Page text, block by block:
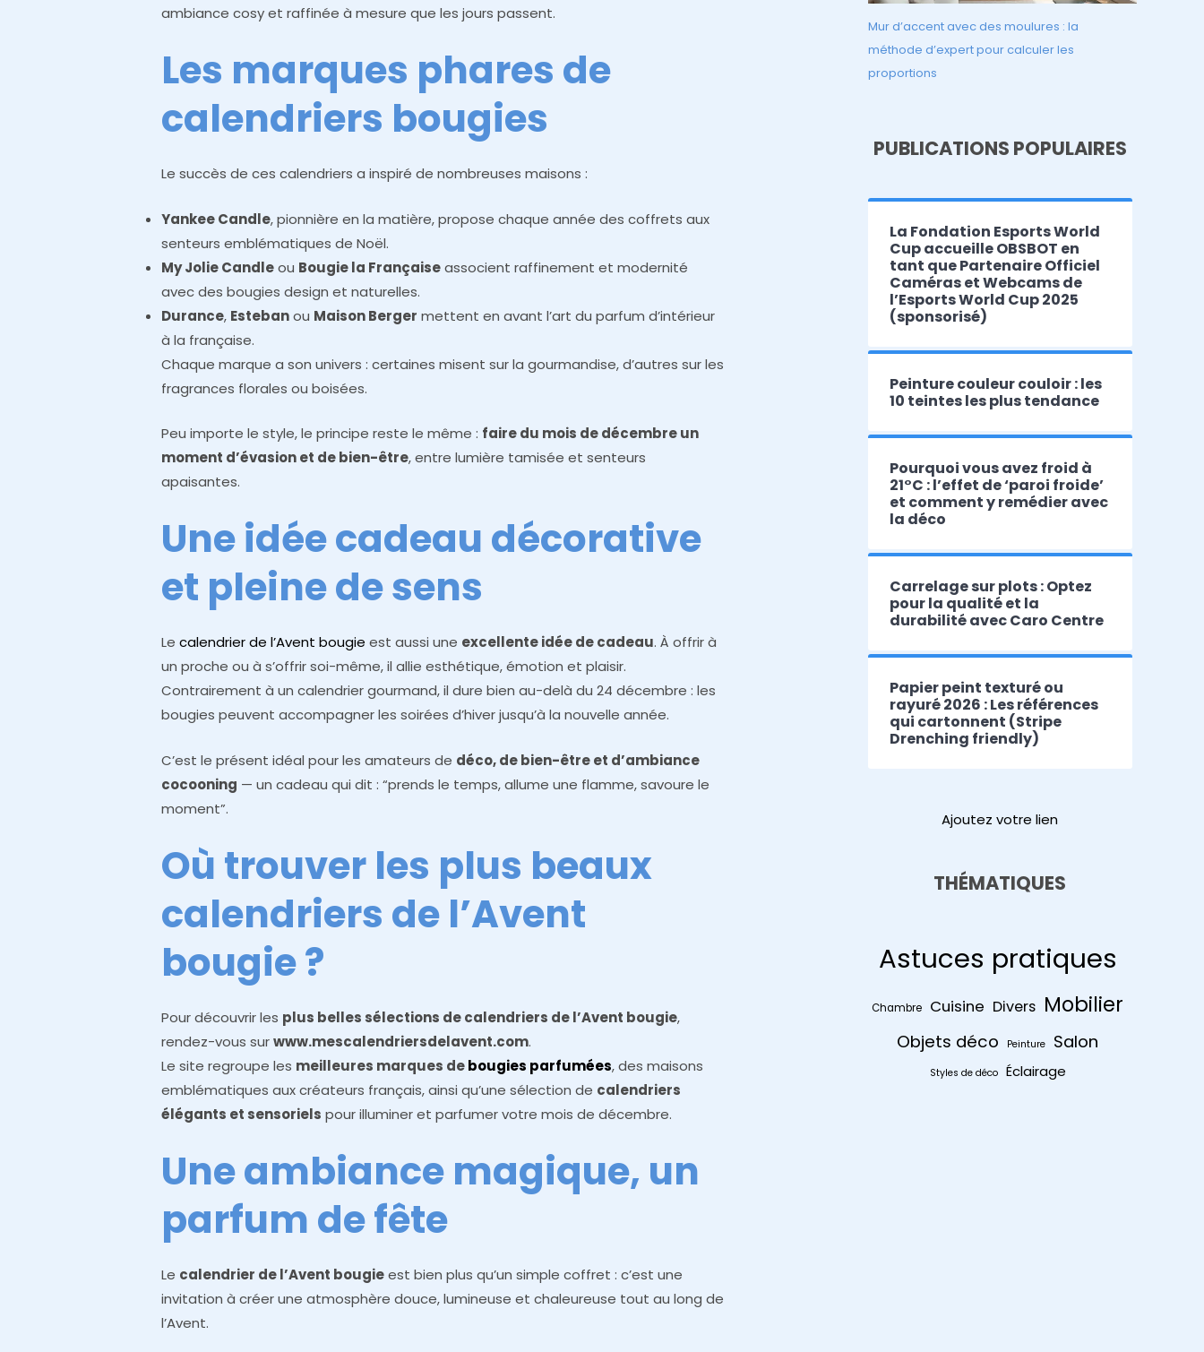
ambiance cosy et raffinée à mesure que les jours passent.
Les marques phares de
calendriers bougies
Le succès de ces calendriers a inspiré de nombreuses maisons :
Yankee Candle, pionnière en la matière, propose chaque année des coffrets aux
senteurs emblématiques de Noël.
My Jolie Candleou Bougie la Françaiseassocient raffinement et modernité
avec des bougies design et naturelles.
Durance, Estebanou Maison Berger mettent en avant l’art du parfum d’intérieur
à la française.
Chaque marque a son univers : certaines misent sur la gourmandise, d’autres sur les
fragrances florales ou boisées.
Peu importe le style, le principe reste le même : faire du mois de décembre un
moment d’évasion et de bien-être, entre lumière tamisée et senteurs
apaisantes.
Une idée cadeau décorative
et pleine de sens
Lecalendrier de l’Avent bougie est aussi une excellente idée de cadeau. À offrir à
un proche ou à s’offrir soi-même, il allie esthétique, émotion et plaisir.
Contrairement à un calendrier gourmand, il dure bien au-delà du 24 décembre : les
bougies peuvent accompagner les soirées d’hiver jusqu’à la nouvelle année.
C’est le présent idéal pour les amateurs de déco, de bien-être et d’ambiance
cocooning — un cadeau qui dit : “prends le temps, allume une flamme, savoure le
moment”.
Où trouver les plus beaux
calendriers de l’Avent
bougie ?
Pour découvrir les plus belles sélections de calendriers de l’Avent bougie,
rendez-vous surwww.mescalendriersdelavent.com.
Le site regroupe les meilleures marques debougies parfumées, des maisons
emblématiques aux créateurs français, ainsi qu’une sélection de calendriers
élégants et sensoriels pour illuminer et parfumer votre mois de décembre.
Une ambiance magique, un
parfum de fête
Le calendrier de l’Avent bougieest bien plus qu’un simple coffret : c’est une
invitation à créer une atmosphère douce, lumineuse et chaleureuse tout au long de
l’Avent.
Mur d’accent avec des moulures : la
méthode d’expert pour calculer les
proportions
PUBLICATIONS POPULAIRES
La Fondation Esports World
Cup accueille OBSBOT en
tant que Partenaire Officiel
Caméras et Webcams de
l’Esports World Cup 2025
(sponsorisé)
Peinture couleur couloir : les
10 teintes les plus tendance
Pourquoi vous avez froid à
21°C : l’effet de ‘paroi froide’
et comment y remédier avec
la déco
Carrelage sur plots : Optez
pour la qualité et la
durabilité avec Caro Centre
Papier peint texturé ou
rayuré 2026 : Les références
qui cartonnent (Stripe
Drenching friendly)
Ajoutez votre lien
THÉMATIQUES
Astuces pratiques
Chambre Cuisine Divers Mobilier
Objets déco Peinture Salon
Styles de déco Éclairage